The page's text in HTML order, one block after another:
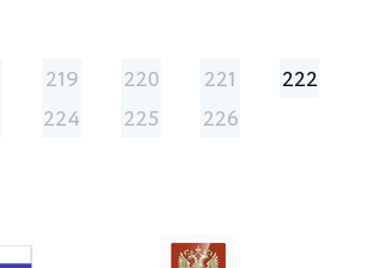
219 220 221
222
224 225 226